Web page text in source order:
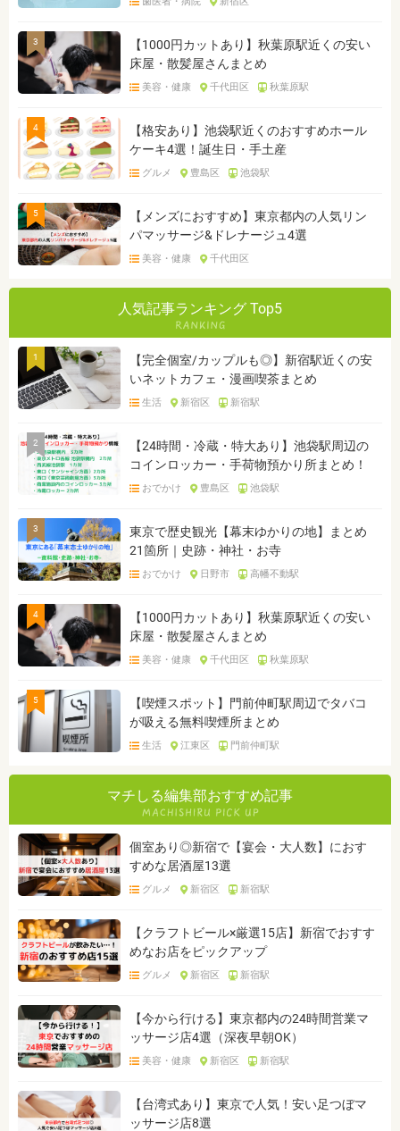
3
【1000円カットあり】秋葉原駅近くの安い
床屋・散髪屋さんまとめ
美容・健康 千代田区 秋葉原駅
4
【格安あり】池袋駅近くのおすすめホール
ケーキ4選！誕生日・手土産
グルメ 豊島区 池袋駅
5
【メンズにおすすめ】東京都内の人気リン
パマッサージ&ドレナージュ4選
美容・健康 千代田区
人気記事ランキング Top5
1
【完全個室/カップルも◎】新宿駅近くの安
いネットカフェ・漫画喫茶まとめ
生活 新宿区 新宿駅
2
【24時間・冷蔵・特大あり】池袋駅周辺の
コインロッカー・手荷物預かり所まとめ！
おでかけ 豊島区 池袋駅
3
東京で歴史観光【幕末ゆかりの地】まとめ
21箇所｜史跡・神社・お寺
おでかけ 日野市 高幡不動駅
4
【1000円カットあり】秋葉原駅近くの安い
床屋・散髪屋さんまとめ
美容・健康 千代田区 秋葉原駅
5
【喫煙スポット】門前仲町駅周辺でタバコ
が吸える無料喫煙所まとめ
生活 江東区 門前仲町駅
マチしる編集部おすすめ記事
個室あり◎新宿で【宴会・大人数】におす
すめな居酒屋13選
グルメ 新宿区 新宿駅
【クラフトビール×厳選15店】新宿でおすす
めなお店をピックアップ
グルメ 新宿区 新宿駅
【今から行ける】東京都内の24時間営業マ
ッサージ店4選（深夜早朝OK）
美容・健康 新宿区 新宿駅
【台湾式あり】東京で人気！安い足つぼマ
ッサージ店8選